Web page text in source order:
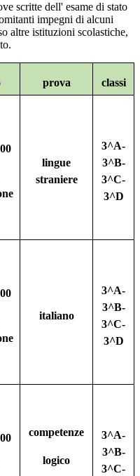
scritte dell' esame di stato
impegni di alcuni
altre istituzioni scolastiche,
prova classi
lingue
straniere
3^A-
3^B-
3^C-
3^D
italiano
3^A-
3^B-
3^C-
3^D
competenze
logico
3^A-
3^B-
3^C-